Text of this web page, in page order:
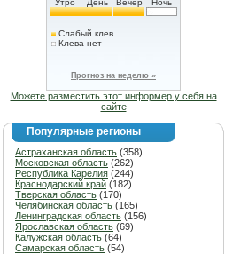
Утро День Вечер Ночь
Слабый клев
Клева нет
Прогноз на неделю »
Можете разместить этот информер у себя на
сайте
Популярные регионы
Астраханская область (358)
Московская область (262)
Республика Карелия (244)
Краснодарский край (182)
Тверская область (170)
Челябинская область (165)
Ленинградская область (156)
Ярославская область (69)
Калужская область (64)
Самарская область (54)